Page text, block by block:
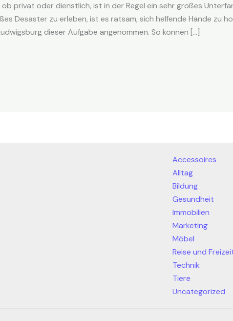
ob privat oder dienstlich, ist in der Regel ein sehr großes
Desaster zu erleben, ist es ratsam, sich helfende Hände zu
dieser Aufgabe angenommen. So können […]
Accessoires
Alltag
Bildung
Gesundheit
Immobilien
Marketing
Möbel
Reise und
Technik
Tiere
Uncategorized